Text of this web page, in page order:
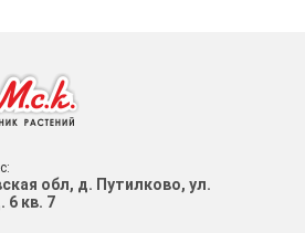
обл, д. Путилково, ул.
6 кв. 7